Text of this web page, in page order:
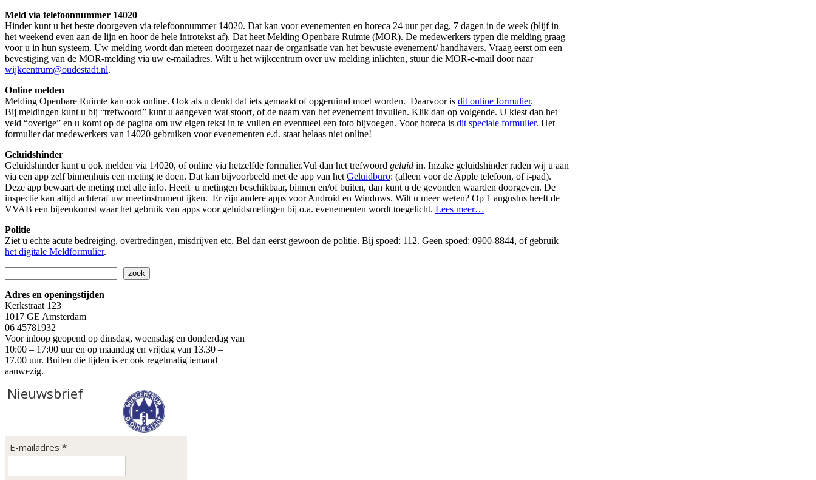
Meld via telefoonnummer 14020
Hinder kunt u het beste doorgeven via telefoonnummer 14020. Dat kan voor evenementen en horeca 24 uur per dag, 7 dagen in de week (blijf in
het weekend even aan de lijn en hoor de hele introtekst af). Dat heet Melding Openbare Ruimte (MOR). De medewerkers typen die melding graag
voor u in hun systeem. Uw melding wordt dan meteen doorgezet naar de organisatie van het bewuste evenement/ handhavers. Vraag eerst om een
bevestiging van de MOR-melding via uw e-mailadres. Wilt u het wijkcentrum over uw melding inlichten, stuur die MOR-e-mail door naar
wijkcentrum@oudestadt.nl.
Online melden
Melding Openbare Ruimte kan ook online. Ook als u denkt dat iets gemaakt of opgeruimd moet worden. Daarvoor is dit online formulier.
Bij meldingen kunt u bij “trefwoord” kunt u aangeven wat stoort, of de naam van het evenement invullen. Klik dan op volgende. U kiest dan het
veld “overige” en u komt op de pagina om uw eigen tekst in te vullen en eventueel een foto bijvoegen. Voor horeca is dit speciale formulier. Het
formulier dat medewerkers van 14020 gebruiken voor evenementen e.d. staat helaas niet online!
Geluidshinder
Geluidshinder kunt u ook melden via 14020, of online via hetzelfde formulier.Vul dan het trefwoord geluid in. Inzake geluidshinder raden wij u aan
via een app zelf binnenhuis een meting te doen. Dat kan bijvoorbeeld met de app van het Geluidburo: (alleen voor de Apple telefoon, of i-pad).
Deze app bewaart de meting met alle info. Heeft u metingen beschikbaar, binnen en/of buiten, dan kunt u de gevonden waarden doorgeven. De
inspectie kan altijd achteraf uw meetinstrument ijken. Er zijn andere apps voor Android en Windows. Wilt u meer weten? Op 1 augustus heeft de
VVAB een bijeenkomst waar het gebruik van apps voor geluidsmetingen bij o.a. evenementen wordt toegelicht. Lees meer…
Politie
Ziet u echte acute bedreiging, overtredingen, misdrijven etc. Bel dan eerst gewoon de politie. Bij spoed: 112. Geen spoed: 0900-8844, of gebruik
het digitale Meldformulier.
zoek
Adres en openingstijden
Kerkstraat 123
1017 GE Amsterdam
06 45781932
Voor inloop geopend op dinsdag, woensdag en donderdag van
10:00 – 17:00 uur en op maandag en vrijdag van 13.30 –
17.00 uur. Buiten die tijden is er ook regelmatig iemand
aanwezig.
Nieuwsbrief
E-mailadres *